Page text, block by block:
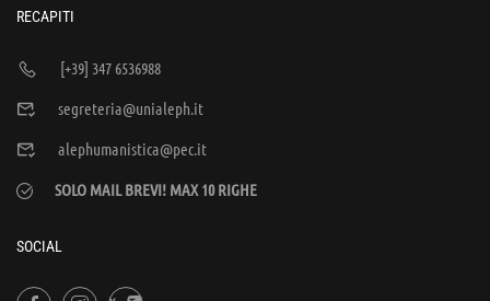
RECAPITI
[+39] 347 6536988
segreteria@unialeph.it
alephumanistica@pec.it
SOLO MAIL BREVI! MAX 10 RIGHE
SOCIAL